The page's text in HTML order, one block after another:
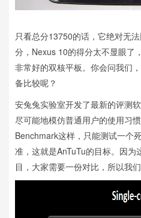
只看总分13750的话，它绝对无
分，Nexus 10的得分太不显眼了
非常好的双核平板。你会问我们
备比较呢？
安兔兔实验室开发了最新的评测
尽可能地模仿普通用户的使用习
Benchmark这样，只能测试一个
准，这就是AnTuTu的目标。因
目，大家需要一份对比，所以我